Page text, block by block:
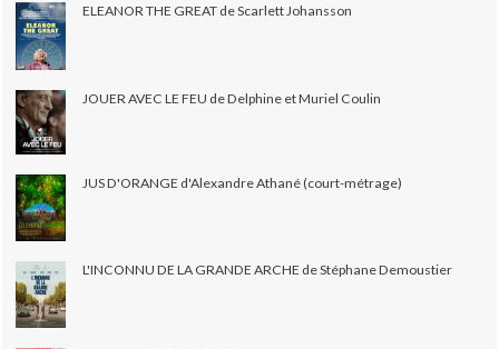
ELEANOR THE GREAT de Scarlett Johansson
JOUER AVEC LE FEU de Delphine et Muriel Coulin
JUS D'ORANGE d'Alexandre Athané (court-métrage)
L'INCONNU DE LA GRANDE ARCHE de Stéphane Demoustier